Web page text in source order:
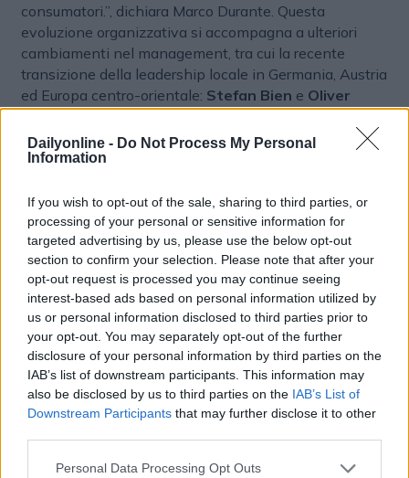
Dailyonline - Do Not Process My Personal
Information
If you wish to opt-out of the sale, sharing to third parties, or
processing of your personal or sensitive information for
targeted advertising by us, please use the below opt-out
section to confirm your selection. Please note that after your
opt-out request is processed you may continue seeing
interest-based ads based on personal information utilized by
us or personal information disclosed to third parties prior to
your opt-out. You may separately opt-out of the further
disclosure of your personal information by third parties on the
IAB’s list of downstream participants. This information may
also be disclosed by us to third parties on the IAB’s List of
Downstream Participants that may further disclose it to other
Personal Data Processing Opt Outs
consumatori.”, dichiara Marco Durante. Questa
evoluzione organizzativa si accompagna a ulteriori
cambiamenti nel management, tra cui la recente
transizione della leadership locale in Germania, Austria
ed Europa centro-orientale: Stefan Bien e Oliver
Olschewski, nominati Managing Director per
Germania, Austria ed Europa dell’Est, si uniscono al
team Sales & Marketing guidato da Durante.
NOMINE E CARRIERE PROXIMITY MARKETING
DIGITAL MARKETING